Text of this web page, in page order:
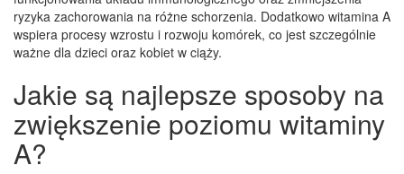
ryzyka zachorowania na różne schorzenia. Dodatkowo witamina A
wspiera procesy wzrostu i rozwoju komórek, co jest szczególnie
ważne dla dzieci oraz kobiet w ciąży.
Jakie są najlepsze sposoby na
zwiększenie poziomu witaminy
A?